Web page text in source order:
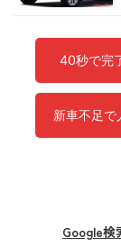
40秒で完
新車不足
Google検